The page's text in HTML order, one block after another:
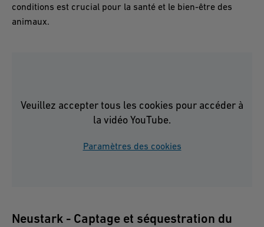
conditions est crucial pour la santé et le bien-être des
animaux.
Veuillez accepter tous les cookies pour accéder à
la vidéo YouTube.
Paramètres des cookies
Neustark - Captage et séquestration du